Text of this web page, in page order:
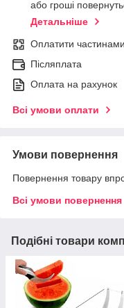
або гроші
Детальніше
Оплатити частинами
Післяплата
Оплата на рахунок
Всі умови оплати
Умови повернення
Повернення товару
Всі умови повернення
Подібні товари